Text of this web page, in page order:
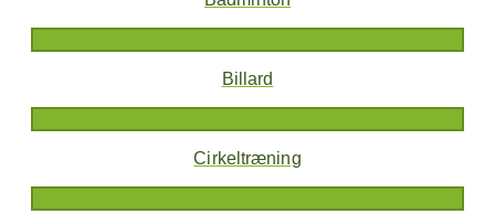
Billard
Cirkeltræning